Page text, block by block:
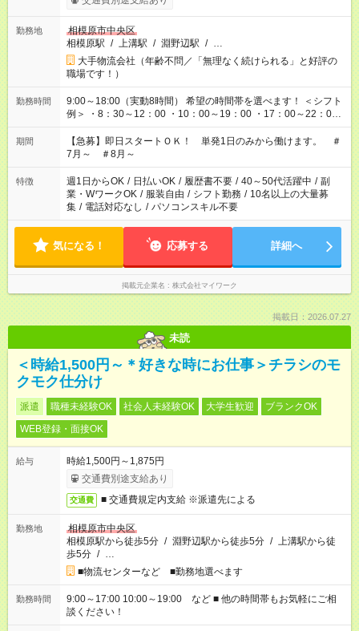
勤務地
相模原市中央区
相模原駅 / 上溝駅 / 淵野辺駅 / …
大手物流会社（年齢不問／「無理なく続けられる」と好評の
職場です！）
勤務時間
9:00～18:00（実動8時間） 希望の時間帯を選べます！ ＜シフト
例＞ ・8：30～12：00 ・10：00～19：00 ・17：00～22：00
・13：00～22：00 ・22：00～翌6：00 など
期間
【急募】即日スタートＯＫ！ 単発1日のみから働けます。 ＃
7月～ ＃8月～
特徴 週1日からOK / 日払いOK / 履歴書不要 / 40～50代活躍中 / 副
業・WワークOK / 服装自由 / シフト勤務 / 10名以上の大量募
集 / 電話対応なし / パソコンスキル不要
気になる！ 応募する 詳細へ
掲載元企業名 株式会社マイワーク
掲載日：2026.07.27
未読
＜時給1,500円～＊好きな時にお仕事＞チラシのモ
クモク仕分け
派遣 職種未経験OK 社会人未経験OK 大学生歓迎
ブランクOK
WEB登録・面接OK
給与
時給1,500円～1,875円
交通費別途支給あり
交通費 ■ 交通費規定内支給 ※派遣先による
勤務地
相模原市中央区
相模原駅から徒歩5分 / 淵野辺駅から徒歩5分 / 上溝駅から徒
歩5分 / …
■物流センターなど ■勤務地選べます
勤務時間
9:00～17:00 10:00～19:00 など ■ 他の時間帯もお気軽にご相
談ください！